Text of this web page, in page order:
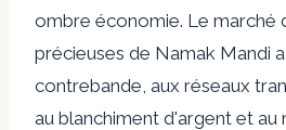
ombre économie. Le marché
précieuses de Namak Mandi
contrebande, aux réseaux
au blanchiment d'argent et au